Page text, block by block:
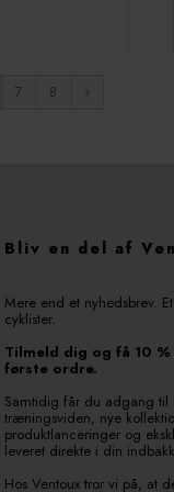
7 8
Bliv en del af
Mere end et nyhedsbrev.
cyklister.
Tilmeld dig og få 10
første ordre.
Samtidig får du adgang til
træningsviden, nye
produktlanceringer og
leveret direkte i din
Hos Ventoux tror vi på, at